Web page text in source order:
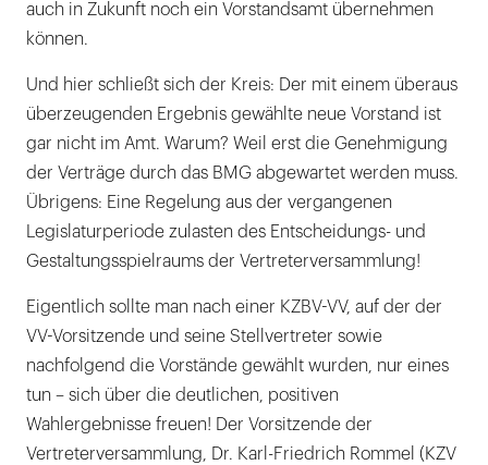
auch in Zukunft noch ein Vorstandsamt übernehmen
können.
Und hier schließt sich der Kreis: Der mit einem überaus
überzeugenden Ergebnis gewählte neue Vorstand ist
gar nicht im Amt. Warum? Weil erst die Genehmigung
der Verträge durch das BMG abgewartet werden muss.
Übrigens: Eine Regelung aus der vergangenen
Legislaturperiode zulasten des Entscheidungs- und
Gestaltungsspielraums der Vertreterversammlung!
Eigentlich sollte man nach einer KZBV-VV, auf der der
VV-Vorsitzende und seine Stellvertreter sowie
nachfolgend die Vorstände gewählt wurden, nur eines
tun – sich über die deutlichen, positiven
Wahlergebnisse freuen! Der Vorsitzende der
Vertreterversammlung, Dr. Karl-Friedrich Rommel (KZV